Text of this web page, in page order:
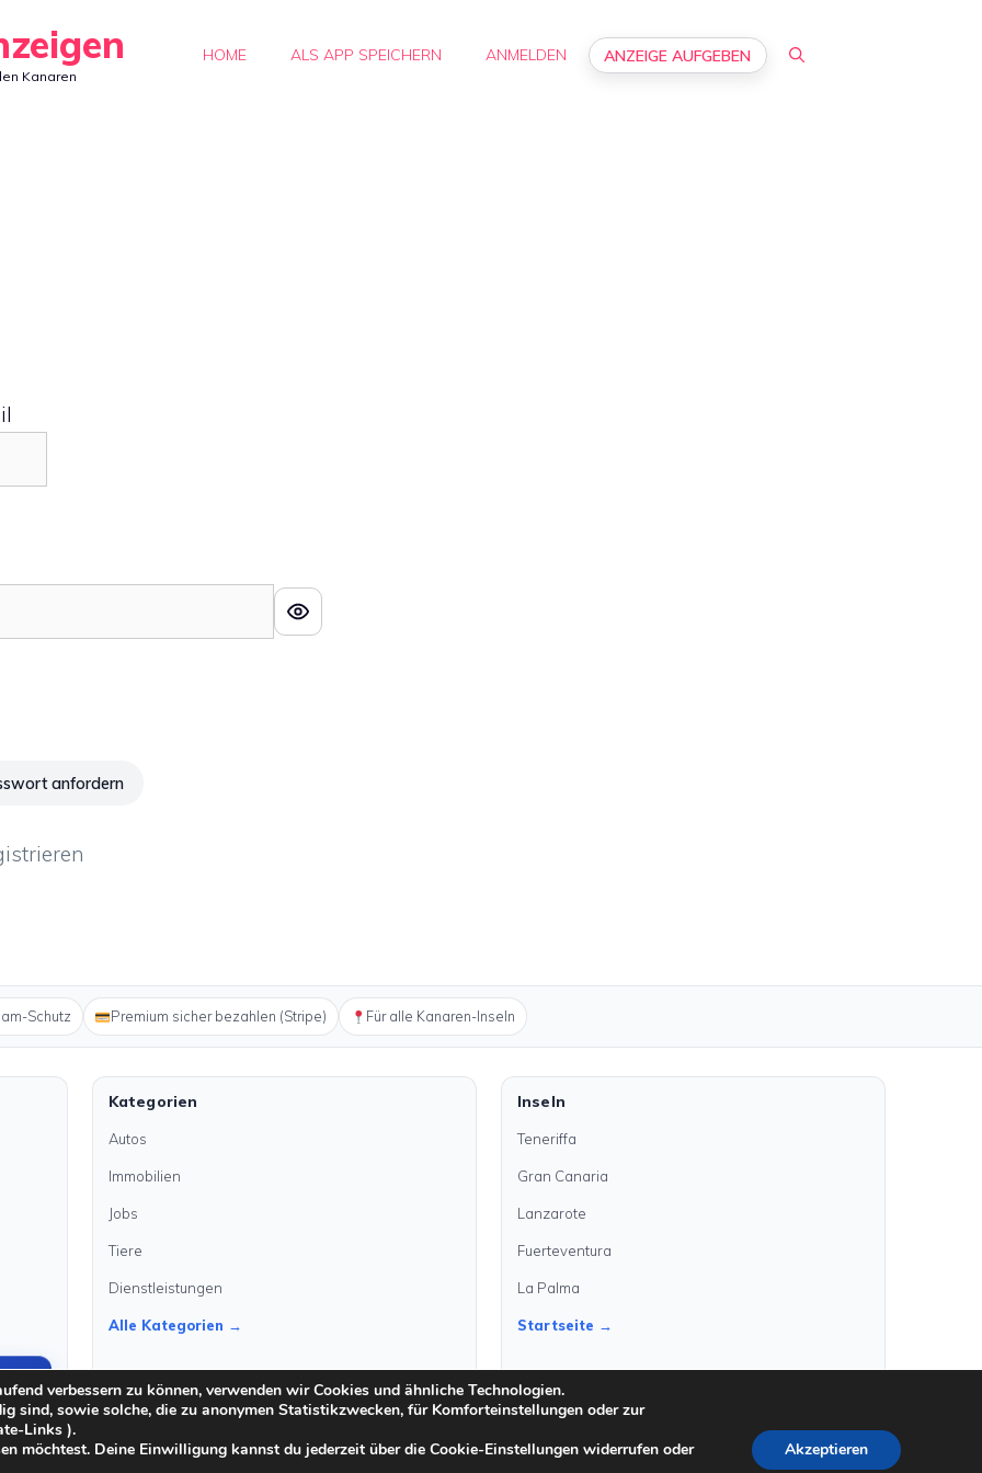
Kanaren
HOME ALS APP SPEICHERN ANMELDEN ANZEIGE AUFGEBEN
anfordern
Schutz Premium sicher bezahlen (Stripe) Für alle Kanaren-Inseln
Kategorien
Autos
Immobilien
Jobs
Tiere
Dienstleistungen
Alle Kategorien →
Inseln
Teneriffa
Gran Canaria
Lanzarote
Fuerteventura
La Palma
Startseite →
kanarenanzeigen.com
verbessern zu können, verwenden wir Cookies und ähnliche Technologien.
sind, sowie solche, die zu anonymen Statistikzwecken, für Komforteinstellungen oder zur
Links ).
möchtest. Deine Einwilligung kannst du jederzeit über die Cookie-Einstellungen widerrufen oder
Akzeptieren